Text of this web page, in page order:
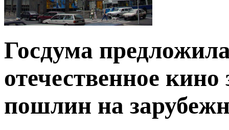
Госдума
отечественное
пошлин на